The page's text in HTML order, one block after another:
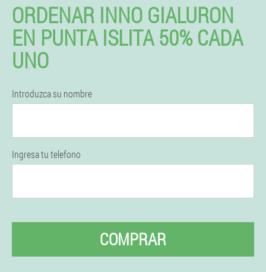
ORDENAR INNO GIALURON
EN PUNTA ISLITA 50% CADA
UNO
Introduzca su nombre
Ingresa tu telefono
COMPRAR